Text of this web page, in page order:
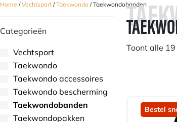
Home /Vechtsport /Taekwondo / Taekwondobanden
Categorieën
Vechtsport
Taekwondo
Taekwondo accessoires
Taekwondo bescherming
Taekwondobanden
Taekwondopakken
Toont alle
Bestel